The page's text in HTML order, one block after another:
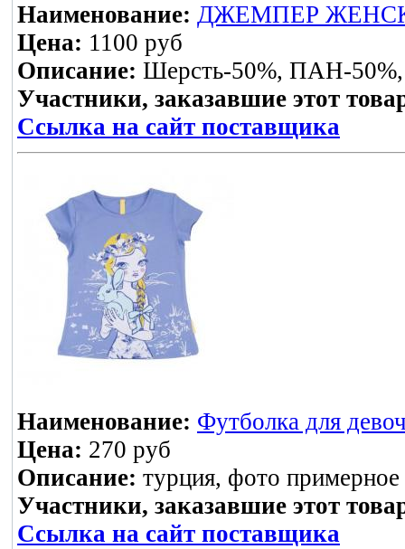
Наименование: ДЖЕМПЕР
Цена: 1100 руб
Описание: Шерсть-50%, ПАН-
Участники, заказавшие этот
Ссылка на сайт поставщика
Наименование: Футболка для
Цена: 270 руб
Описание: турция, фото примерное
Участники, заказавшие этот
Ссылка на сайт поставщика